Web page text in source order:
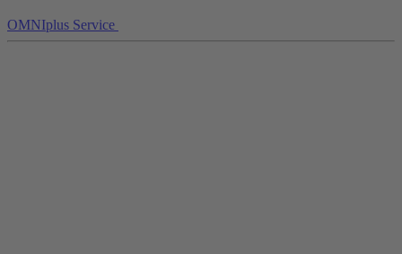
OMNIplus Service